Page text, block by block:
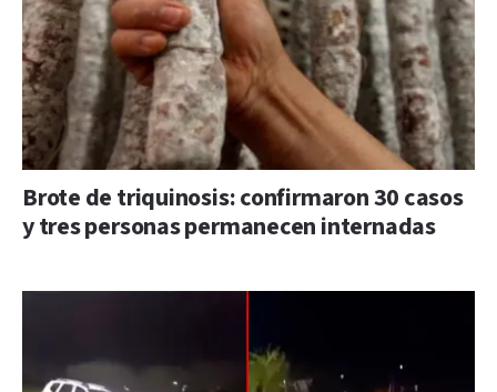
Brote de triquinosis: confirmaron 30 casos
y tres personas permanecen internadas